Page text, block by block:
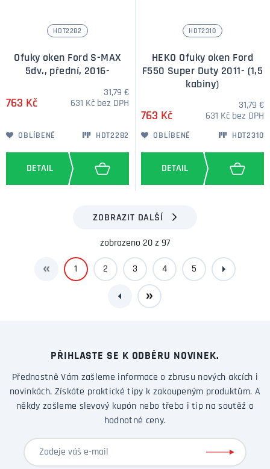
HDT2282
Ofuky oken Ford S-MAX
5dv., přední, 2016-
763 Kč
31,79 €
631 Kč bez DPH
OBLÍBENÉ HDT2282
HDT2310
HEKO Ofuky oken Ford
F550 Super Duty 2011- (1,5
kabiny)
763 Kč
31,79 €
631 Kč bez DPH
OBLÍBENÉ HDT2310
ZOBRAZIT DALŠÍ
zobrazeno 20 z 97
1 2 3 4 5
PŘIHLASTE SE K ODBĚRU NOVINEK.
Přednostně Vám zašleme informace o zbrusu nových akcích i
novinkách. Získáte praktické tipy k zakoupeným produktům. A
někdy zašleme slevový kupón nebo třeba i tip na soutěž o
hodnotné ceny.